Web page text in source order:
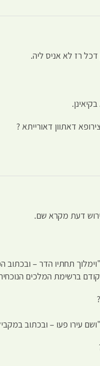
רז לא אניס ליה.
דאתוון דאורייתא ?
דעת מקרא שם.
תחתיו הדר –
ברשימת המלכים
עירו פעו – ובכתוב